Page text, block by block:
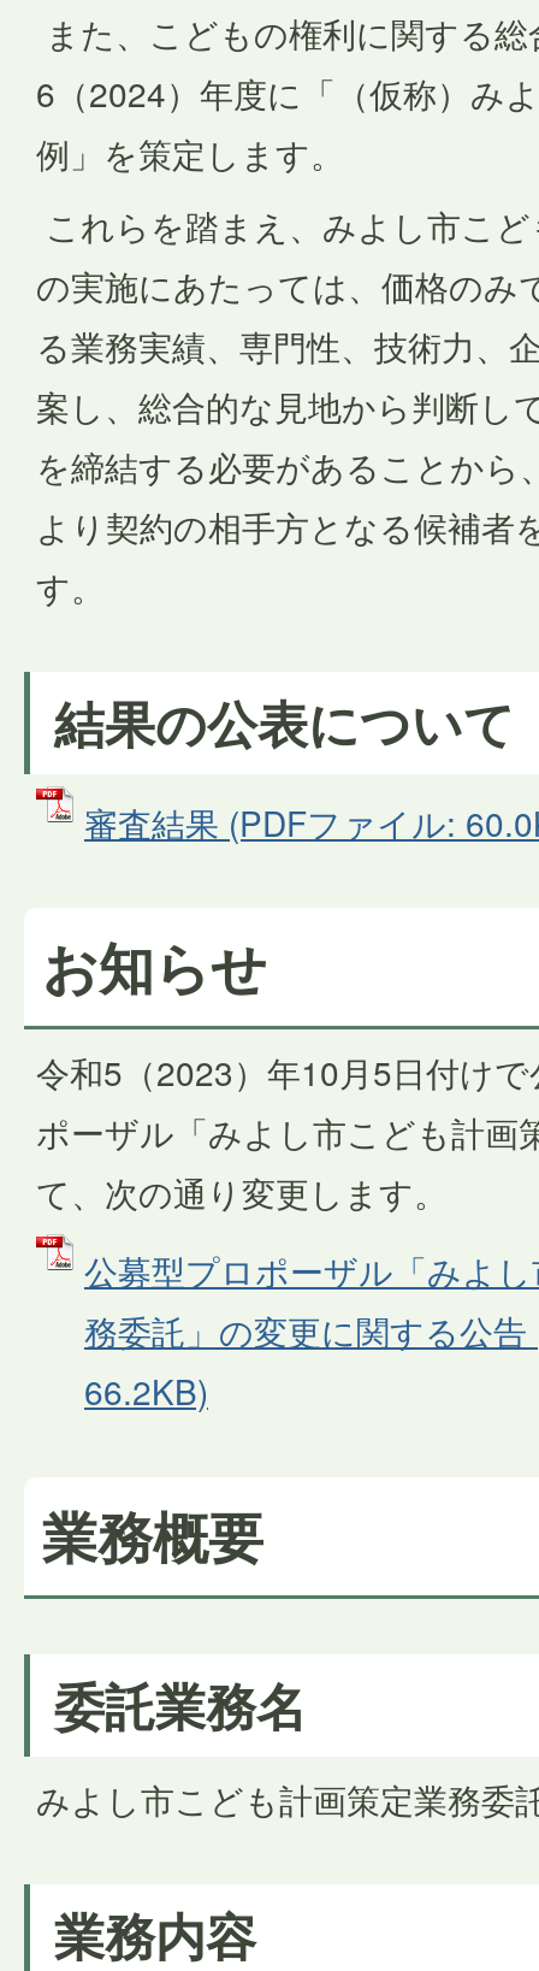
また、こどもの権利に関する
6（2024）年度に「（仮称）み
例」を策定します。
これらを踏まえ、みよし市こ
の実施にあたっては、価格のみ
る業務実績、専門性、技術力、
案し、総合的な見地から判断し
を締結する必要があることから
より契約の相手方となる候補者
す。
結果の公表について
審査結果 (PDFファイル:
お知らせ
令和5（2023）年10月5日付け
ポーザル「みよし市こども計画
て、次の通り変更します。
公募型プロポーザル「みよ
務委託」の変更に関する公
66.2KB)
業務概要
委託業務名
みよし市こども計画策定業務委
業務内容